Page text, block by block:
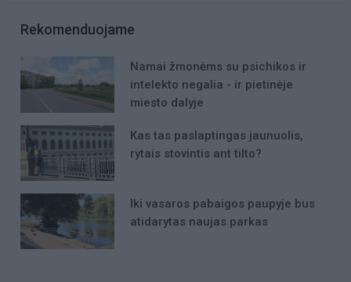
Rekomenduojame
Namai žmonėms su psichikos ir
intelekto negalia - ir pietinėje
miesto dalyje
Kas tas paslaptingas jaunuolis,
rytais stovintis ant tilto?
Iki vasaros pabaigos paupyje bus
atidarytas naujas parkas